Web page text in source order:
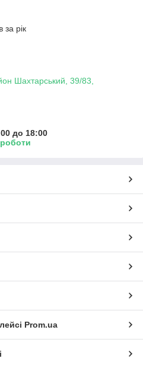
за рік
Шахтарський, 39/83,
до 18:00
Prom.ua